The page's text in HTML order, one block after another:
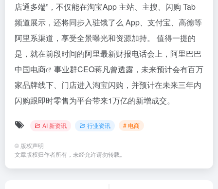
店通多端”，不仅能在淘宝App 主站、主搜、闪购 Tab
频道展示，还将同步入驻饿了么 App、支付宝、高德等
阿里系渠道，享受全景曝光和资源加持。 值得一提的
是，就在前段时间的阿里最新财报电话会上，阿里巴巴
中国电商
事业群CEO蒋凡曾透露，未来预计会有百万
家品牌线下、门店进入淘宝闪购，并预计在未来三年内
闪购跟即时零售为平台带来1万亿的新增成交。
AI 新资讯 行业资讯 # 电商
© 版权声明
文章版权归作者所有，未经允许请勿转载。